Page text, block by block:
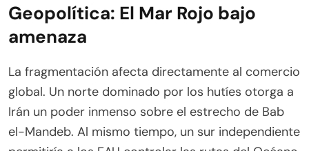
Geopolítica: El Mar Rojo bajo
amenaza
La fragmentación afecta directamente al comercio
global. Un norte dominado por los hutíes otorga a
Irán un poder inmenso sobre el estrecho de Bab
el-Mandeb. Al mismo tiempo, un sur independiente